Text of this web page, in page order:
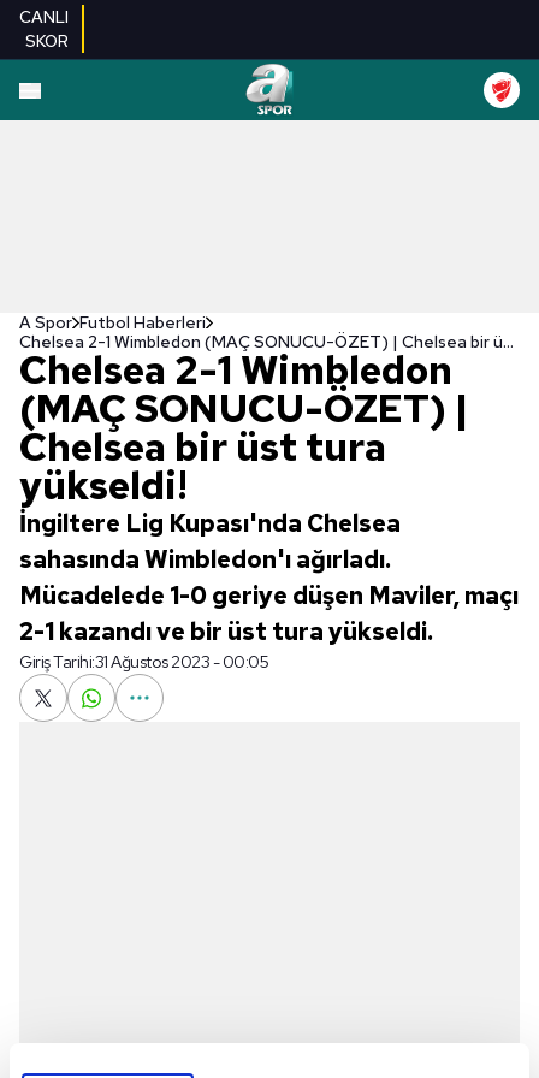
CANLI
SKOR
A Spor Futbol Haberleri
Chelsea 2-1 Wimbledon (MAÇ SONUCU-ÖZET) | Chelsea bir üst tura yükseldi!
Chelsea 2-1 Wimbledon
(MAÇ SONUCU-ÖZET) |
Chelsea bir üst tura
yükseldi!
İngiltere Lig Kupası'nda Chelsea
sahasında Wimbledon'ı ağırladı.
Mücadelede 1-0 geriye düşen Maviler, maçı
2-1 kazandı ve bir üst tura yükseldi.
Giriş Tarihi:31 Ağustos 2023 - 00:05